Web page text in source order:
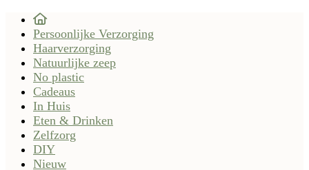
Persoonlijke Verzorging
Haarverzorging
Natuurlijke zeep
No plastic
Cadeaus
In Huis
Eten & Drinken
Zelfzorg
DIY
Nieuw